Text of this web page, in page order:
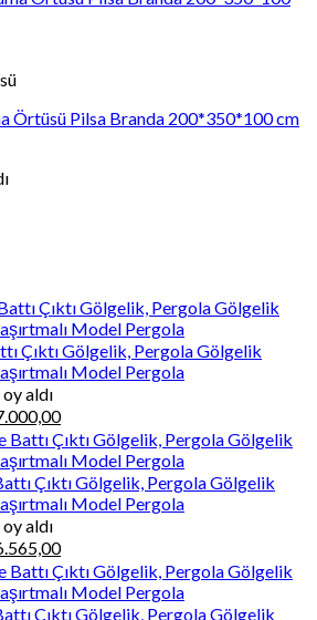
Örtüsü Pilsa Branda 200*350*100 cm
Çıktı Gölgelik, Pergola Gölgelik
Model Pergola
oy aldı
Şu
andaki
fiyat:
₺87.000,00.
Çıktı Gölgelik, Pergola Gölgelik
Model Pergola
oy aldı
Şu
andaki
fiyat:
₺86.565,00.
Çıktı Gölgelik, Pergola Gölgelik